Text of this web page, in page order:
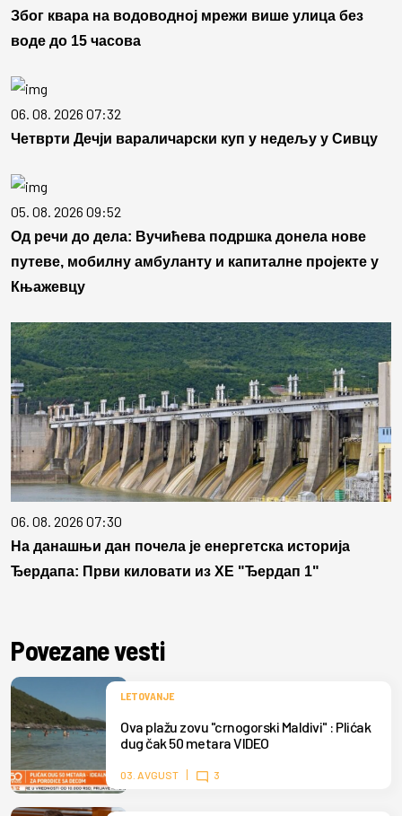
Због квара на водоводној мрежи више улица без
воде до 15 часова
06. 08. 2026 07:32
Четврти Дечји вараличарски куп у недељу у Сивцу
05. 08. 2026 09:52
Од речи до дела: Вучићева подршка донела нове
путеве, мобилну амбуланту и капиталне пројекте у
Књажевцу
06. 08. 2026 07:30
На данашњи дан почела је енергетска историја
Ђердапа: Први киловати из ХЕ "Ђердап 1"
Povezane vesti
LETOVANJE
Ova plažu zovu "crnogorski Maldivi" : Plićak
dug čak 50 metara VIDEO
03. AVGUST 3